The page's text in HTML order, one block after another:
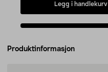
Legg i handlekurv
Produktinformasjon